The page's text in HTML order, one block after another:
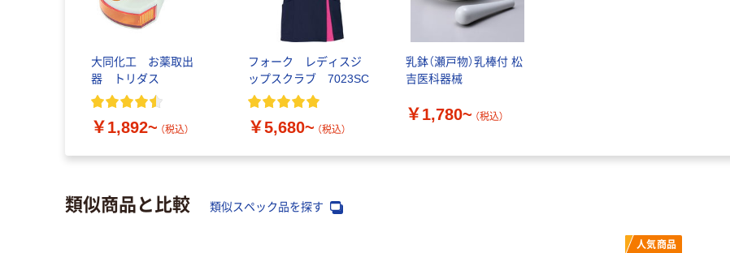
大同化工 お薬取出
器 トリダス
￥1,892~ （税込）
フォーク レディスジ
ップスクラブ 7023SC
￥5,680~ （税込）
乳鉢（瀬戸物）乳棒付 松
吉医科器械
￥1,780~ （税込）
類似商品と比較 類似スペック品を探す
人気商品